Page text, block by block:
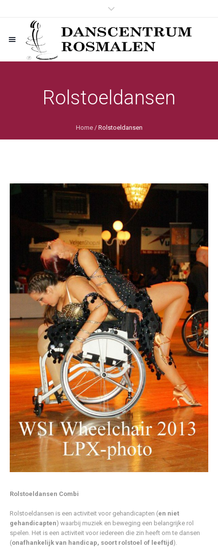
Rolstoeldansen
Home / Rolstoeldansen
Rolstoeldansen Combi
Rolstoeldansen is een activiteit voor gehandicapten (en niet
gehandicapten) waarbij muziek en beweging een belangrijke rol
spelen. Het is een activiteit voor iedereen die zin heeft om te dansen
(onafhankelijk van handicap, soort rolstoel of leeftijd ).